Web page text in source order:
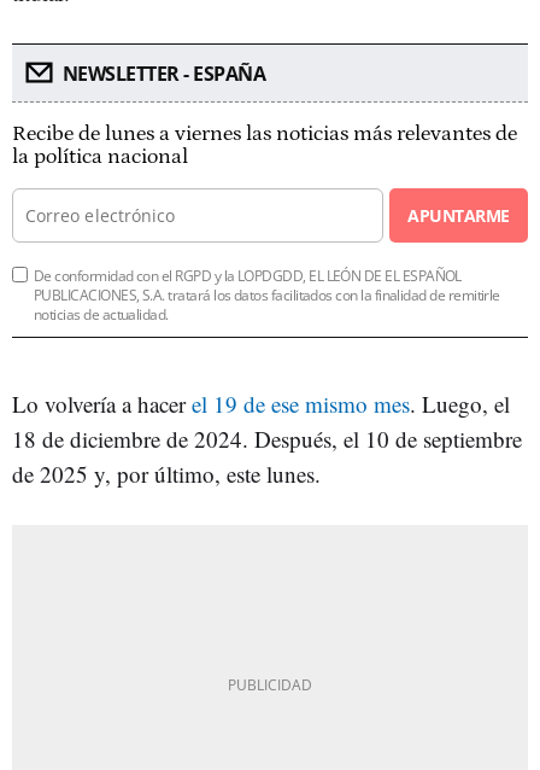
NEWSLETTER - ESPAÑA
Recibe de lunes a viernes las noticias más relevantes de
la política nacional
APUNTARME
De conformidad con el RGPD y la LOPDGDD, EL LEÓN DE EL ESPAÑOL
PUBLICACIONES, S.A. tratará los datos facilitados con la finalidad de remitirle
noticias de actualidad.
Lo volvería a hacerel 19 de ese mismo mes. Luego, el
18 de diciembre de 2024. Después, el 10 de septiembre
de 2025 y, por último, este lunes.